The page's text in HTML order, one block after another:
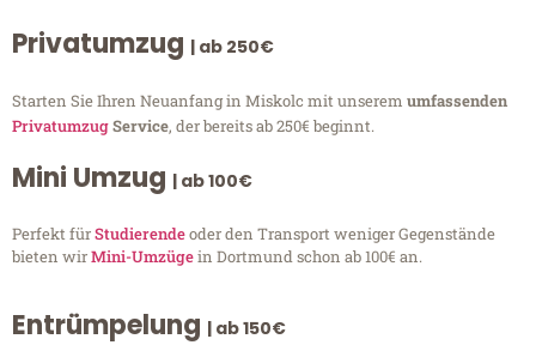
Privatumzug | ab 250€
Starten Sie Ihren Neuanfang in Miskolc mit unserem umfassenden
PrivatumzugService, der bereits ab 250€ beginnt.
Mini Umzug | ab 100€
Perfekt fürStudierendeoder den Transport weniger Gegenstände
bieten wirMini-Umzügein Dortmund schon ab 100€ an.
Entrümpelung | ab 150€